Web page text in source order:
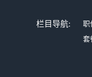
栏目导航: 职
套